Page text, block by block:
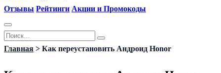
Отзывы Рейтинги Акции и Промокоды
Перейти
к
Search
for:
Главная > Как переустановить Андроид Honor